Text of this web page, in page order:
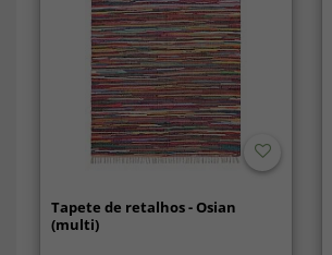
Tapete de retalhos - Osian
(multi)